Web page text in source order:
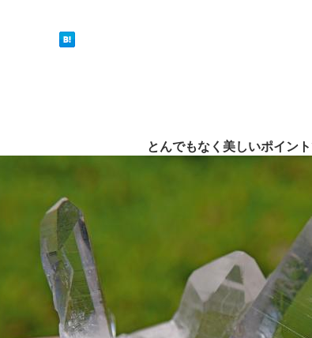
とんでもなく美しいポイン